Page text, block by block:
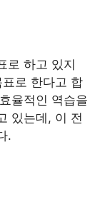
로 하고 있지
로 한다고 합
율적인 역습을
있는데, 이 전
.